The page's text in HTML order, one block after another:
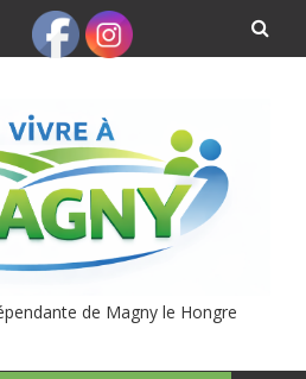
de Magny le Hongre